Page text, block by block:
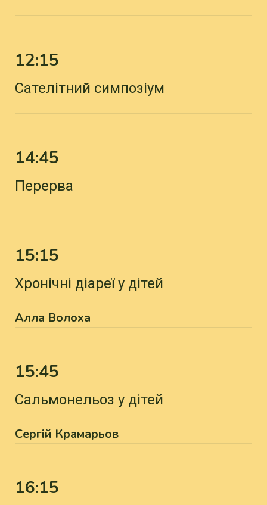
12:15
Сателітний симпозіум
14:45
Перерва
15:15
Хронічні діареї у дітей
Алла Волоха
15:45
Сальмонельоз у дітей
Сергій Крамарьов
16:15